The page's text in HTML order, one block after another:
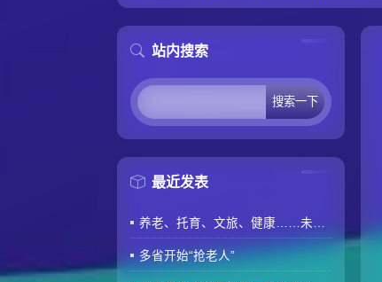
站内搜索
最近发表
养老、托育、文旅、健康……未来5年消费“路线图”来了
多省开始“抢老人”